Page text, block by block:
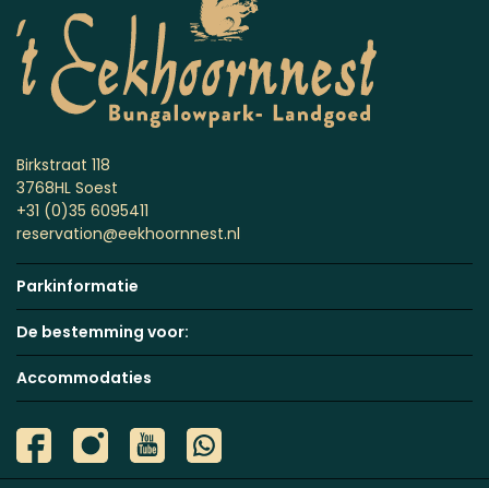
Birkstraat 118
3768HL Soest
+31 (0)35 6095411
reservation@eekhoornnest.nl
Parkinformatie
De bestemming voor:
Accommodaties